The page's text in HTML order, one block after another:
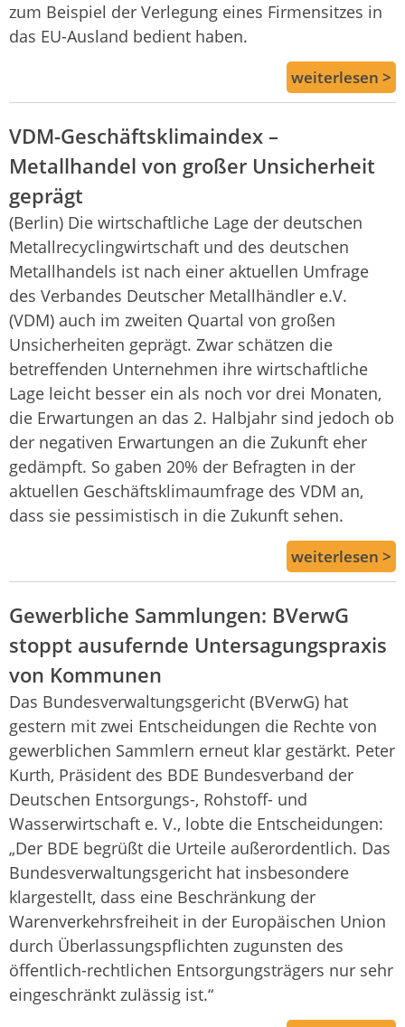
zum Beispiel der Verlegung eines Firmensitzes in
das EU-Ausland bedient haben.
weiterlesen >
VDM-Geschäftsklimaindex –
Metallhandel von großer Unsicherheit
geprägt
(Berlin) Die wirtschaftliche Lage der deutschen
Metallrecyclingwirtschaft und des deutschen
Metallhandels ist nach einer aktuellen Umfrage
des Verbandes Deutscher Metallhändler e.V.
(VDM) auch im zweiten Quartal von großen
Unsicherheiten geprägt. Zwar schätzen die
betreffenden Unternehmen ihre wirtschaftliche
Lage leicht besser ein als noch vor drei Monaten,
die Erwartungen an das 2. Halbjahr sind jedoch ob
der negativen Erwartungen an die Zukunft eher
gedämpft. So gaben 20% der Befragten in der
aktuellen Geschäftsklimaumfrage des VDM an,
dass sie pessimistisch in die Zukunft sehen.
weiterlesen >
Gewerbliche Sammlungen: BVerwG
stoppt ausufernde Untersagungspraxis
von Kommunen
Das Bundesverwaltungsgericht (BVerwG) hat
gestern mit zwei Entscheidungen die Rechte von
gewerblichen Sammlern erneut klar gestärkt. Peter
Kurth, Präsident des BDE Bundesverband der
Deutschen Entsorgungs-, Rohstoff- und
Wasserwirtschaft e. V., lobte die Entscheidungen:
„Der BDE begrüßt die Urteile außerordentlich. Das
Bundesverwaltungsgericht hat insbesondere
klargestellt, dass eine Beschränkung der
Warenverkehrsfreiheit in der Europäischen Union
durch Überlassungspflichten zugunsten des
öffentlich-rechtlichen Entsorgungsträgers nur sehr
eingeschränkt zulässig ist.“